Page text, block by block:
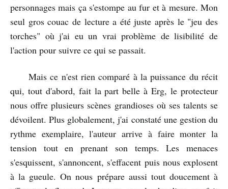
personnages mais ça s'estompe au fur et à mesure. Mon
seul gros couac de lecture a été juste après le "jeu des
torches" où j'ai eu un vrai problème de lisibilité de
l'action pour suivre ce qui se passait.
Mais ce n'est rien comparé à la puissance du récit
qui, tout d'abord, fait la part belle à Erg, le protecteur
nous offre plusieurs scènes grandioses où ses talents se
dévoilent. Plus globalement, j'ai constaté une gestion du
rythme exemplaire, l'auteur arrive à faire monter la
tension tout en prenant son temps. Les menaces
s'esquissent, s'annoncent, s'effacent puis nous explosent
à la gueule. On nous prépare aussi tout doucement à